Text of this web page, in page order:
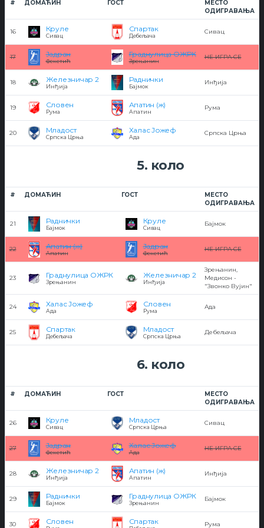
# ДОМАЋИН ГОСТ
МЕСТО
ОДИГРАВАЊА
16 Круле
Сивац
Спартак
Дебељача
Сивац
17 Јадран
Фекетић
Граднулица ОЖРК
Зрењанин
НЕ ИГРА СЕ
18 Железничар 2
Инђија
Раднички
Бајмок
Инђија
19 Словен
Рума
Апатин (ж)
Апатин
Рума
20 Младост
Српска Црња
Халас Јожеф
Ада
Српска Црња
5. коло
# ДОМАЋИН ГОСТ
МЕСТО
ОДИГРАВАЊА
21 Раднички
Бајмок
Круле
Сивац
Бајмок
22 Апатин (ж)
Апатин
Јадран
Фекетић
НЕ ИГРА СЕ
23 Граднулица ОЖРК
Зрењанин
Железничар 2
Инђија
Зрењанин,
Медисон -
"Звонко Вујин"
24 Халас Јожеф
Ада
Словен
Рума
Ада
25 Спартак
Дебељача
Младост
Српска Црња
Дебељача
6. коло
# ДОМАЋИН ГОСТ
МЕСТО
ОДИГРАВАЊА
26 Круле
Сивац
Младост
Српска Црња
Сивац
27 Јадран
Фекетић
Халас Јожеф
Ада
НЕ ИГРА СЕ
28 Железничар 2
Инђија
Апатин (ж)
Апатин
Инђија
29 Раднички
Бајмок
Граднулица ОЖРК
Зрењанин
Бајмок
30 Словен Спартак Рума